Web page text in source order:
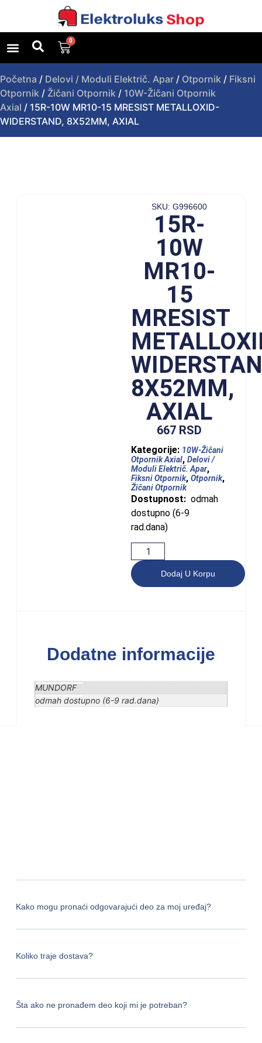
0
Početna / Delovi / Moduli Električ. Apar / Otpornik / Fiksni
Otpornik / Žičani Otpornik / 10W-Žičani Otpornik
Axial / 15R-10W MR10-15 MRESIST METALLOXID-
WIDERSTAND, 8X52MM, AXIAL
SKU: G996600
15R-
10W
MR10-
15
MRESIST
8X52MM,
AXIAL
667 RSD
Kategorije: 10W-Žičani
Otpornik Axial, Delovi /
Moduli Električ. Apar,
Fiksni Otpornik, Otpornik,
Žičani Otpornik
Dostupnost: odmah
dostupno (6-9
rad.dana)
Dodaj U Korpu
Dodatne informacije
MUNDORF
odmah dostupno (6-9 rad.dana)
Kako mogu pronaći odgovarajući deo za moj uređaj?
Koliko traje dostava?
Šta ako ne pronađem deo koji mi je potreban?